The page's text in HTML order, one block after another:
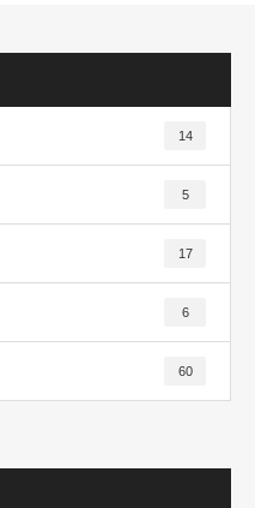
14
5
17
6
60